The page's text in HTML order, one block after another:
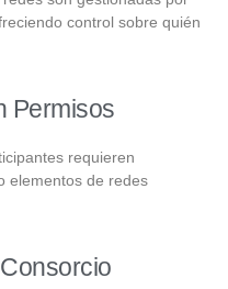
control sobre quién
Permisos
requieren
elementos de redes